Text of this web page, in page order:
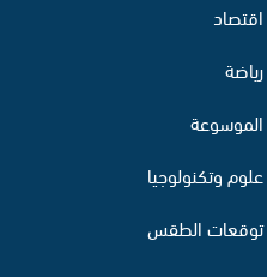
اقتصاد
رياضة
الموسوعة
علوم وتكنولوجيا
توقعات الطقس